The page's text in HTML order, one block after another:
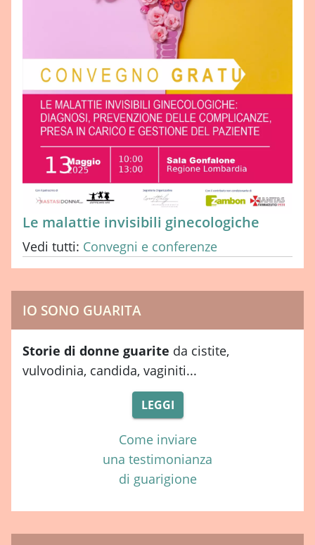
Le malattie invisibili ginecologiche
Vedi tutti: Convegni e conferenze
IO SONO GUARITA
Storie di donne guarite da cistite,
vulvodinia, candida, vaginiti...
LEGGI
Come inviare
una testimonianza
di guarigione